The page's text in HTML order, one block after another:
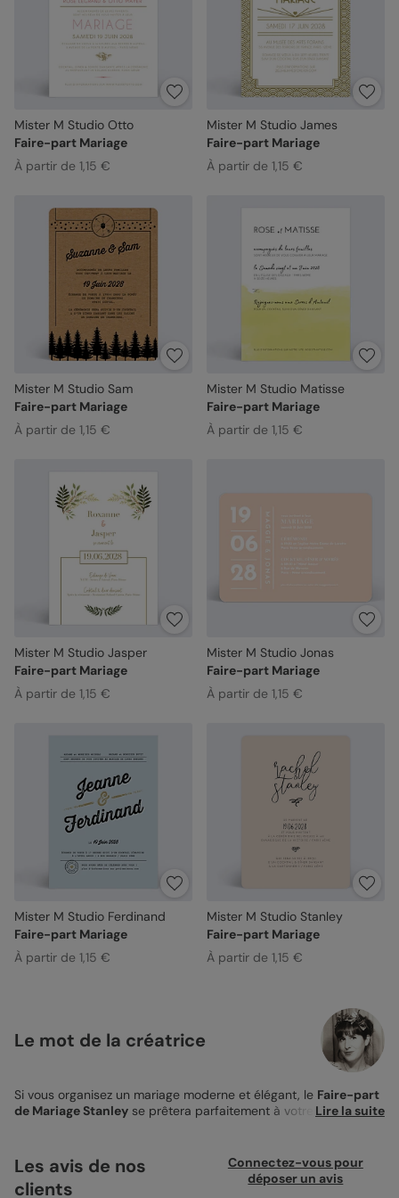
Mister M Studio Otto
Faire-part Mariage
À partir de 1,15 €
Mister M Studio James
Faire-part Mariage
À partir de 1,15 €
Mister M Studio Sam
Faire-part Mariage
À partir de 1,15 €
Mister M Studio Matisse
Faire-part Mariage
À partir de 1,15 €
Mister M Studio Jasper
Faire-part Mariage
À partir de 1,15 €
Mister M Studio Jonas
Faire-part Mariage
À partir de 1,15 €
Mister M Studio Ferdinand
Faire-part Mariage
À partir de 1,15 €
Mister M Studio Stanley
Faire-part Mariage
À partir de 1,15 €
Le mot de la créatrice
Si vous organisez un mariage moderne et élégant, le Faire-part
de Mariage Stanley se prêtera parfaitement à votre thème. J’ai
d'hôtel des années 50 à New York. Pour habiller le fond de
cette invitation de mariage, la couleur rose sable m’est alors
apparue comme une évidence. Contrastant à merveille la
Lire la suite
Les avis de nos
clients
Connectez-vous pour
déposer un avis